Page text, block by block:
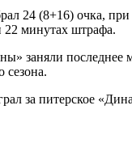
24 (8+16) очка, при
22 минутах штрафа.
заняли последнее
сезона.
за питерское